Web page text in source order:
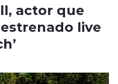
actor que
live